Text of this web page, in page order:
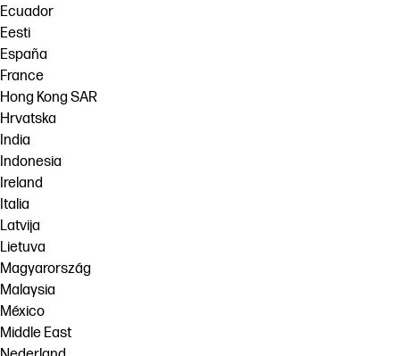
Ecuador
Eesti
España
France
Hong Kong SAR
Hrvatska
India
Indonesia
Ireland
Italia
Latvija
Lietuva
Magyarország
Malaysia
México
Middle East